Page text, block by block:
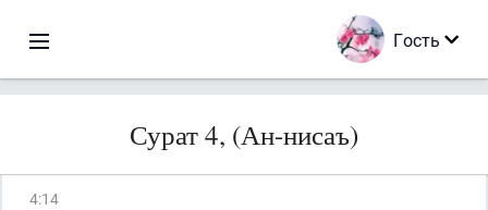
Гость
Сурат 4, (Ан-нисаъ)
4:14